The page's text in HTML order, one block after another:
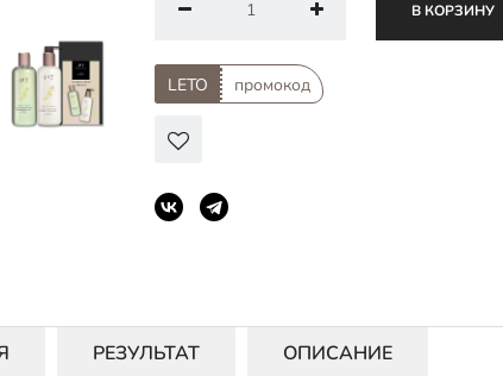
В КОРЗИНУ
LETO промокод
РЕЗУЛЬТАТ ОПИСАНИЕ